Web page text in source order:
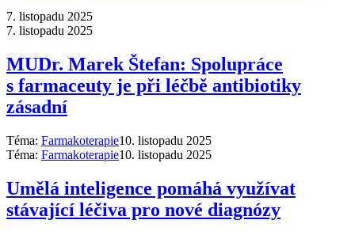
7. listopadu 2025
7. listopadu 2025
MUDr. Marek Štefan: Spolupráce
s farmaceuty je při léčbě antibiotiky
zásadní
Téma: Farmakoterapie10. listopadu 2025
Téma: Farmakoterapie10. listopadu 2025
Umělá inteligence pomáhá využívat
stávající léčiva pro nové diagnózy